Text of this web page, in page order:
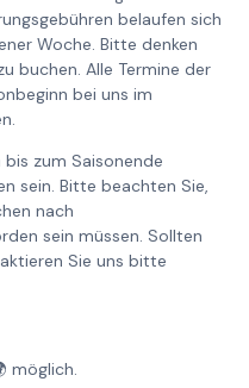
belaufen sich
Woche. Bitte denken
buchen. Alle Termine der
bei uns im
zum Saisonende
sein. Bitte beachten Sie,
nach
sein müssen. Sollten
Sie uns bitte
möglich.